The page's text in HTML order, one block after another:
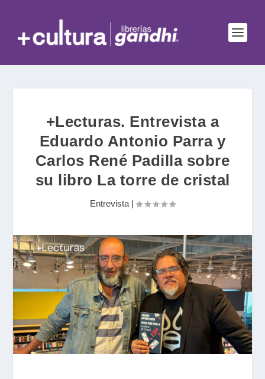
+Lecturas. Entrevista a
Eduardo Antonio Parra y
Carlos René Padilla sobre
su libro La torre de cristal
Entrevista |